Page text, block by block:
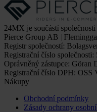
24MX je součástí
Pierce Group AB |
Registr společností:
Registrační číslo společnosti:
Oprávněný zástupce: Göran
Registrační číslo DPH: OSS
Nákupy
Obchodní podmínky
Zásady ochrany